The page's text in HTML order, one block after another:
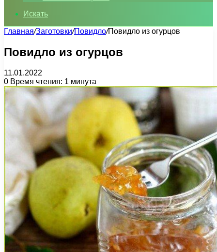
Искать
Главная/Заготовки/Повидло/Повидло из огурцов
Повидло из огурцов
11.01.2022
0 Время чтения: 1 минута